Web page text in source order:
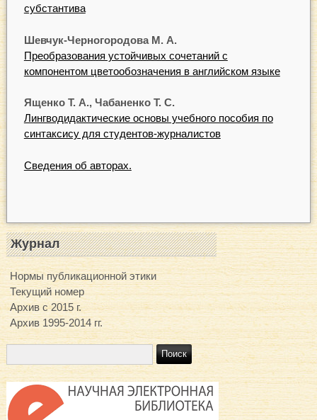
субстантива
Шевчук-Черногородова М. А.
Преобразования устойчивых сочетаний с
компонентом цветообозначения в английском языке
Ященко Т. А., Чабаненко Т. С.
Лингводидактические основы учебного пособия по
синтаксису для студентов-журналистов
Сведения об авторах.
Журнал
Нормы публикационной этики
Текущий номер
Архив с 2015 г.
Архив 1995-2014 гг.